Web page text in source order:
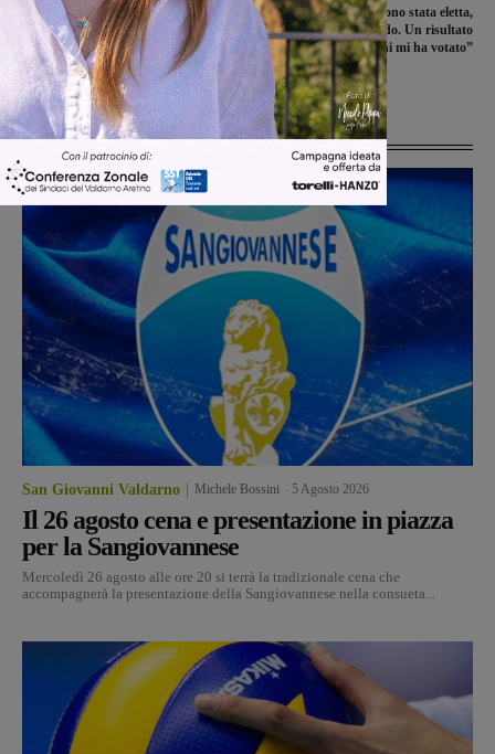
Elezioni regionali: ecco chi entra in
Consiglio. In maggioranza 24 seggi, al
PD 15 consiglieri. All’opposizione 12 a
FdI
Elisa Tozzi: “Non sono stata eletta,
ma non mi arrendo. Un risultato
solido, grazie a chi mi ha votato”
Ultime Notizie
San Giovanni Valdarno Michele Bossini 5 Agosto 2026
Il 26 agosto cena e presentazione in piazza
per la Sangiovannese
Mercoledì 26 agosto alle ore 20 si terrà la tradizionale cena che
accompagnerà la presentazione della Sangiovannese nella consueta...